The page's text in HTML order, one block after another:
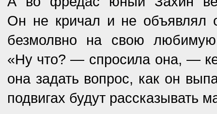
Он не кричал и не
безмолвно на свою
«Ну что? — спросила она, —
она задать вопрос, как он
подвигах будут рассказывать